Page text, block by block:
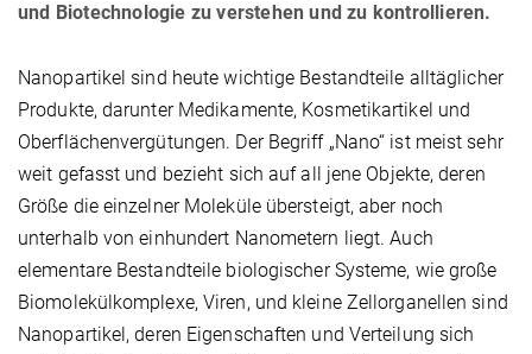
und Biotechnologie zu verstehen und zu kontrollieren.
Nanopartikel sind heute wichtige Bestandteile alltäglicher
Produkte, darunter Medikamente, Kosmetikartikel und
Oberflächenvergütungen. Der Begriff „Nano“ ist meist sehr
weit gefasst und bezieht sich auf all jene Objekte, deren
Größe die einzelner Moleküle übersteigt, aber noch
unterhalb von einhundert Nanometern liegt. Auch
elementare Bestandteile biologischer Systeme, wie große
Biomolekülkomplexe, Viren, und kleine Zellorganellen sind
Nanopartikel, deren Eigenschaften und Verteilung sich